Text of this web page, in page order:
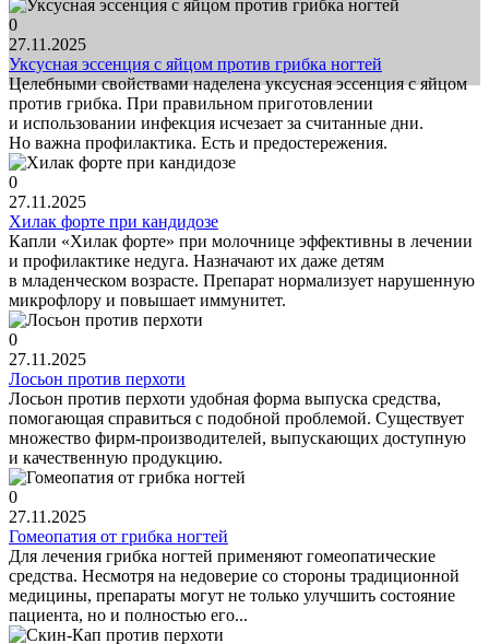
0
27.11.2025
Уксусная эссенция с яйцом против грибка ногтей
Целебными свойствами наделена уксусная эссенция с яйцом
против грибка. При правильном приготовлении
и использовании инфекция исчезает за считанные дни.
Но важна профилактика. Есть и предостережения.
0
27.11.2025
Хилак форте при кандидозе
Капли «Хилак форте» при молочнице эффективны в лечении
и профилактике недуга. Назначают их даже детям
в младенческом возрасте. Препарат нормализует нарушенную
микрофлору и повышает иммунитет.
0
27.11.2025
Лосьон против перхоти
Лосьон против перхоти удобная форма выпуска средства,
помогающая справиться с подобной проблемой. Существует
множество фирм-производителей, выпускающих доступную
и качественную продукцию.
0
27.11.2025
Гомеопатия от грибка ногтей
Для лечения грибка ногтей применяют гомеопатические
средства. Несмотря на недоверие со стороны традиционной
медицины, препараты могут не только улучшить состояние
пациента, но и полностью его...